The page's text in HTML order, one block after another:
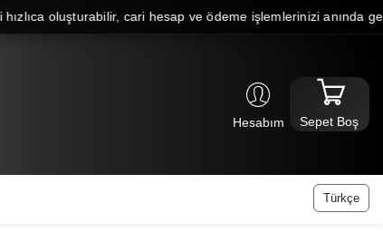
cari hesap ve ödeme işlemlerinizi anında
Hesabım Sepet Boş
Türkçe